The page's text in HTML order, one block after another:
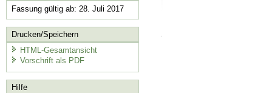
Fassung gültig ab: 28. Juli 2017
Drucken/Speichern
HTML-Gesamtansicht
Vorschrift als PDF
Hilfe